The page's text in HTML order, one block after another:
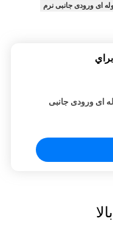
ای ورودی جانبی نرم